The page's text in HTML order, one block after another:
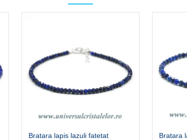
Bratara lapis lazuli fatetat
Bratara